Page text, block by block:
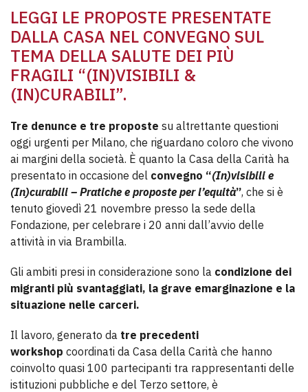
LEGGI LE PROPOSTE PRESENTATE
DALLA CASA NEL CONVEGNO SUL
TEMA DELLA SALUTE DEI PIÙ
FRAGILI “(IN)VISIBILI &
(IN)CURABILI”.
Tre denunce e tre proposte su altrettante questioni
oggi urgenti per Milano, che riguardano coloro che vivono
ai margini della società. È quanto la Casa della Carità ha
presentato in occasione del convegno “(In)visibili e
(In)curabili – Pratiche e proposte per l’equità”, che si è
tenuto giovedì 21 novembre presso la sede della
Fondazione, per celebrare i 20 anni dall’avvio delle
attività in via Brambilla.
Gli ambiti presi in considerazione sono la condizione dei
migranti più svantaggiati, la grave emarginazione e la
situazione nelle carceri.
Il lavoro, generato da tre precedenti
workshop coordinati da Casa della Carità che hanno
coinvolto quasi 100 partecipanti tra rappresentanti delle
istituzioni pubbliche e del Terzo settore, è